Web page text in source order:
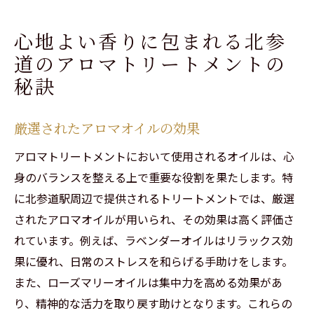
心地よい香りに包まれる北参
道のアロマトリートメントの
秘訣
厳選されたアロマオイルの効果
アロマトリートメントにおいて使用されるオイルは、心
身のバランスを整える上で重要な役割を果たします。特
に北参道駅周辺で提供されるトリートメントでは、厳選
されたアロマオイルが用いられ、その効果は高く評価さ
れています。例えば、ラベンダーオイルはリラックス効
果に優れ、日常のストレスを和らげる手助けをします。
また、ローズマリーオイルは集中力を高める効果があ
り、精神的な活力を取り戻す助けとなります。これらの